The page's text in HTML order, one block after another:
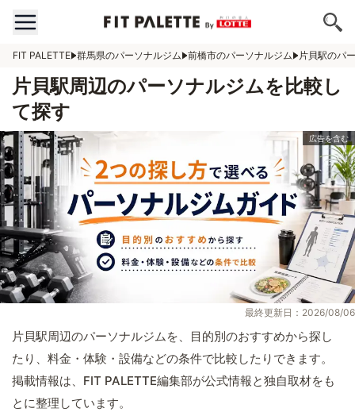
FIT PALETTE 群馬県のパーソナルジム 前橋市のパーソナルジム 片貝駅のパ
片貝駅周辺のパーソナルジムを比較し
て探す
最終更新日：2026/08/06
片貝駅周辺のパーソナルジムを、目的別のおすすめから探し
たり、料金・体験・設備などの条件で比較したりできます。
掲載情報は、FIT PALETTE編集部が公式情報と独自取材をも
とに整理しています。